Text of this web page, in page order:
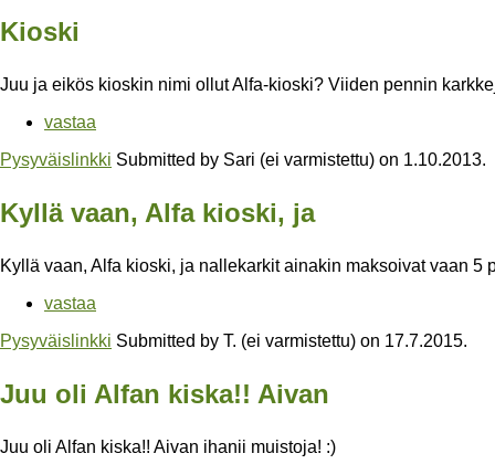
Kioski
Juu ja eikös kioskin nimi ollut Alfa-kioski? Viiden pennin
vastaa
Pysyväislinkki Submitted by Sari (ei varmistettu) on 1.10.2013.
Kyllä vaan, Alfa kioski, ja
Kyllä vaan, Alfa kioski, ja nallekarkit ainakin maksoivat vaan 5
vastaa
Pysyväislinkki Submitted by T. (ei varmistettu) on 17.7.2015.
Juu oli Alfan kiska!! Aivan
Juu oli Alfan kiska!! Aivan ihanii muistoja! :)